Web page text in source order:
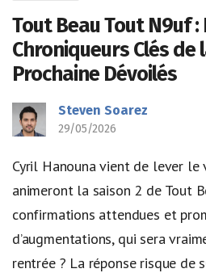
Tout Beau Tout N9uf :
Chroniqueurs Clés de
Prochaine Dévoilés
Steven Soarez
29/05/2026
Cyril Hanouna vient de lever le
animeront la saison 2 de Tout
confirmations attendues et
d’augmentations, qui sera
rentrée ? La réponse risque de